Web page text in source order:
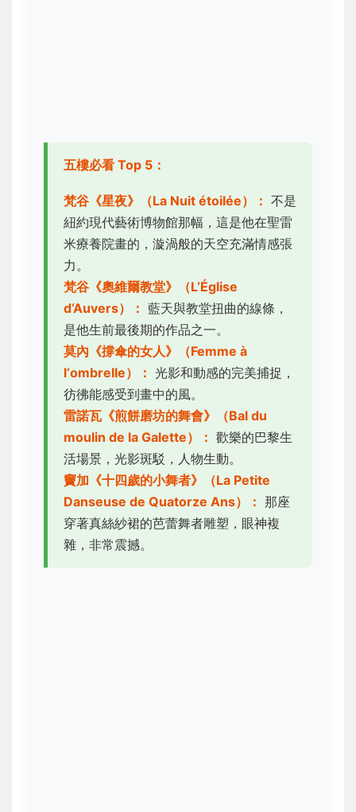
五樓必看 Top 5：
梵谷《星夜》（La Nuit étoilée）： 不是
紐約現代藝術博物館那幅，這是他在聖雷
米療養院畫的，漩渦般的天空充滿情感張
力。
梵谷《奧維爾教堂》（L‘Église
d‘Auvers）： 藍天與教堂扭曲的線條，
是他生前最後期的作品之一。
莫內《撐傘的女人》（Femme à
l‘ombrelle）： 光影和動感的完美捕捉，
彷彿能感受到畫中的風。
雷諾瓦《煎餅磨坊的舞會》（Bal du
moulin de la Galette）： 歡樂的巴黎生
活場景，光影斑駁，人物生動。
竇加《十四歲的小舞者》（La Petite
Danseuse de Quatorze Ans）： 那座
穿著真絲紗裙的芭蕾舞者雕塑，眼神複
雜，非常震撼。